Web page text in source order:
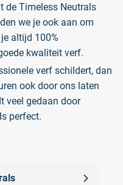
de Timeless Neutrals
we je ook aan om
altijd 100%
kwaliteit verf.
verf schildert, dan
ook door ons laten
veel gedaan door
perfect.